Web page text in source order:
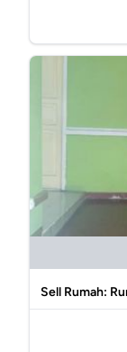
Sell Rumah: